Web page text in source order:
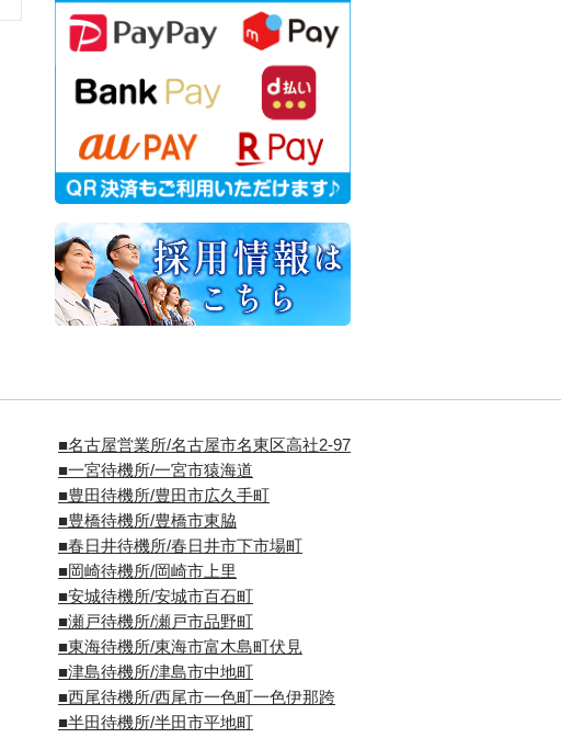
■名古屋営業所/名古屋市名東区高社2-97
■一宮待機所/一宮市猿海道
■豊田待機所/豊田市広久手町
■豊橋待機所/豊橋市東脇
■春日井待機所/春日井市下市場町
■岡崎待機所/岡崎市上里
■安城待機所/安城市百石町
■瀬戸待機所/瀬戸市品野町
■東海待機所/東海市富木島町伏見
■津島待機所/津島市中地町
■西尾待機所/西尾市一色町一色伊那跨
■半田待機所/半田市平地町